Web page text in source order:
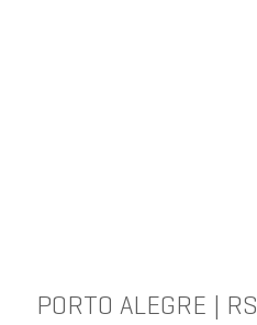
PORTO ALEGRE | RS